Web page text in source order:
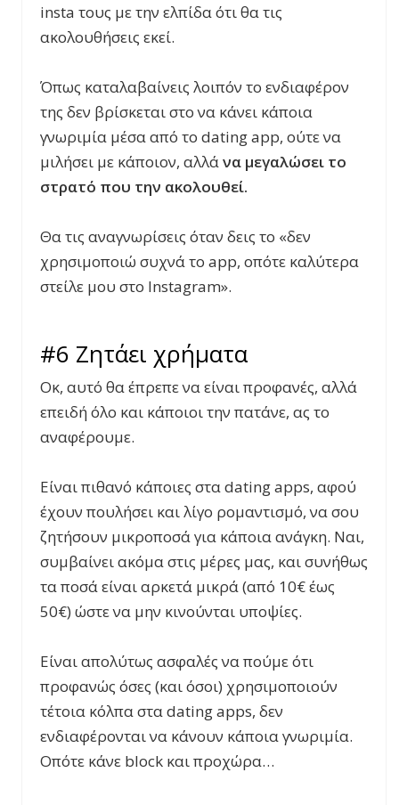
insta τους με την ελπίδα ότι θα τις
ακολουθήσεις εκεί.
Όπως καταλαβαίνεις λοιπόν το ενδιαφέρον
της δεν βρίσκεται στο να κάνει κάποια
γνωριμία μέσα από το dating app, ούτε να
μιλήσει με κάποιον, αλλάνα μεγαλώσει το
στρατό που την ακολουθεί.
Θα τις αναγνωρίσεις όταν δεις το «δεν
χρησιμοποιώ συχνά το app, οπότε καλύτερα
στείλε μου στο Instagram».
#6 Ζητάει χρήματα
Οκ, αυτό θα έπρεπε να είναι προφανές, αλλά
επειδή όλο και κάποιοι την πατάνε, ας το
αναφέρουμε.
Είναι πιθανό κάποιες στα dating apps, αφού
έχουν πουλήσει και λίγο ρομαντισμό, να σου
ζητήσουν μικροποσά για κάποια ανάγκη. Ναι,
συμβαίνει ακόμα στις μέρες μας, και συνήθως
τα ποσά είναι αρκετά μικρά (από 10€ έως
50€) ώστε να μην κινούνται υποψίες.
Είναι απολύτως ασφαλές να πούμε ότι
προφανώς όσες (και όσοι) χρησιμοποιούν
τέτοια κόλπα στα dating apps, δεν
ενδιαφέρονται να κάνουν κάποια γνωριμία.
Οπότε κάνε block και προχώρα…